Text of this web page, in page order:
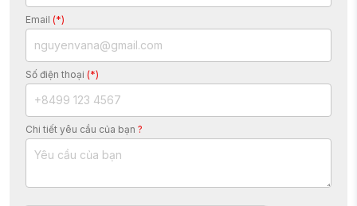
Email (*)
Số điện thoại (*)
Chi tiết yêu cầu của bạn ?